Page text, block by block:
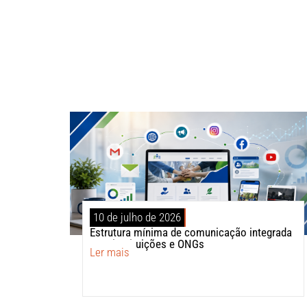
10 de julho de 2026
Estrutura mínima de comunicação integrada
para instituições e ONGs
Ler mais